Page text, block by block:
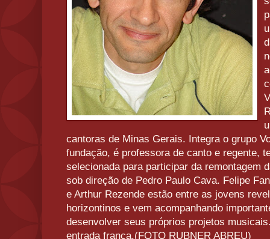
cantoras de Minas Gerais. Integra o grupo
fundação, é professora de canto e regente,
selecionada para participar da remontagem
sob direção de Pedro Paulo Cava. Felipe
e Arthur Rezende estão entre as jovens
horizontinos e vem acompanhando
desenvolver seus próprios projetos
entrada franca.(FOTO RUBNER ABREU)